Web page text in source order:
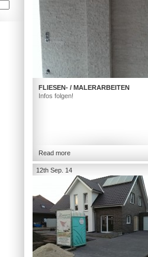
FLIESEN- / MALERARBEITEN
Infos folgen!
Read more
12th Sep. 14